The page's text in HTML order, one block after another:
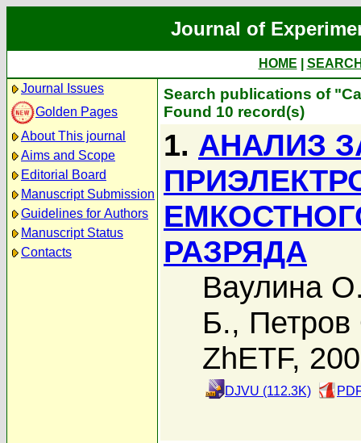
Journal of
HOME
Journal Issues
Golden Pages
About This journal
Aims and Scope
Editorial Board
Manuscript Submission
Guidelines for Authors
Manuscript Status
Contacts
Search publications of
Found 10 record(s)
1. АНАЛИЗ
РАЗРЯДА
Ваулина
Б.,
ZhETF,
DJVU (112.3K)